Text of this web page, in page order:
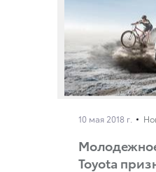
10 мая 2018 г.
Toyota